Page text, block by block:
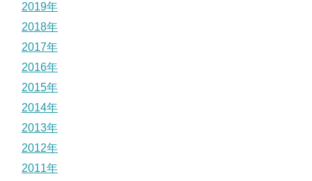
2019年
2018年
2017年
2016年
2015年
2014年
2013年
2012年
2011年